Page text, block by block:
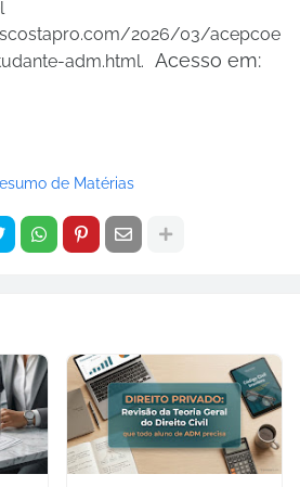
2026/03/acepcoe
adm.html. Acesso em:
de Matérias